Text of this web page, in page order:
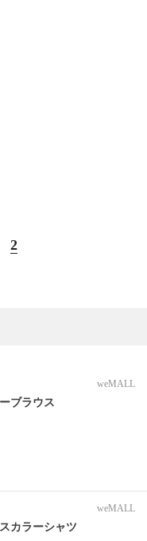
2
weMALL
ブラウス
weMALL
カラーシャツ